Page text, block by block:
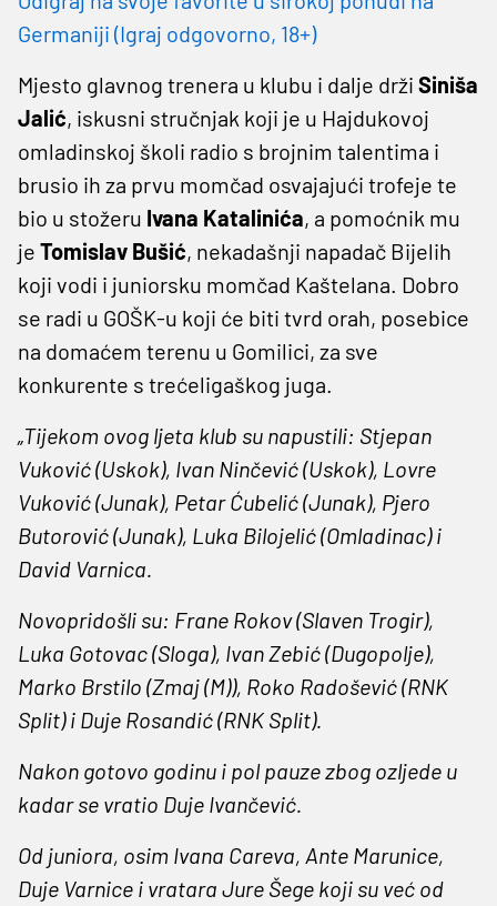
Germaniji (Igraj odgovorno, 18+)
Mjesto glavnog trenera u klubu i dalje drži Siniša
Jalić, iskusni stručnjak koji je u Hajdukovoj
omladinskoj školi radio s brojnim talentima i
brusio ih za prvu momčad osvajajući trofeje te
bio u stožeru Ivana Katalinića, a pomoćnik mu
je Tomislav Bušić, nekadašnji napadač Bijelih
koji vodi i juniorsku momčad Kaštelana. Dobro
se radi u GOŠK-u koji će biti tvrd orah, posebice
na domaćem terenu u Gomilici, za sve
konkurente s trećeligaškog juga.
„Tijekom ovog ljeta klub su napustili: Stjepan
Vuković (Uskok), Ivan Ninčević (Uskok), Lovre
Vuković (Junak), Petar Ćubelić (Junak), Pjero
Butorović (Junak), Luka Bilojelić (Omladinac) i
David Varnica.
Novopridošli su: Frane Rokov (Slaven Trogir),
Luka Gotovac (Sloga), Ivan Zebić (Dugopolje),
Marko Brstilo (Zmaj (M)), Roko Radošević (RNK
Split) i Duje Rosandić (RNK Split).
Nakon gotovo godinu i pol pauze zbog ozljede u
kadar se vratio Duje Ivančević.
Od juniora, osim Ivana Careva, Ante Marunice,
Duje Varnice i vratara Jure Šege koji su već od